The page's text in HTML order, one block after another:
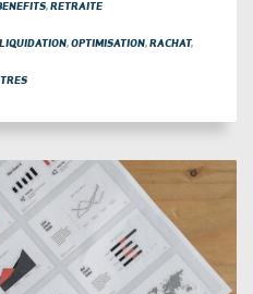
,RETRAITE
LIQUIDATION,OPTIMISATION,RACHAT,